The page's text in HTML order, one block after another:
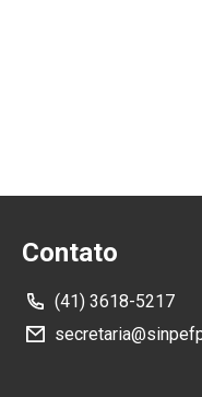
Contato
(41) 3618-5217